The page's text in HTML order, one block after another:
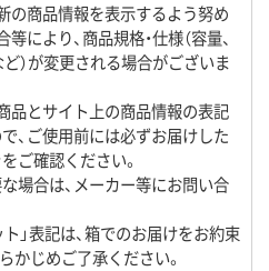
の商品情報を表示するよう努め
により、商品規格・仕様（容量、
）が変更される場合がございま
品とサイト上の商品情報の表記
、ご使用前には必ずお届けした
ご確認ください。
場合は、メーカー等にお問い合
」表記は、箱でのお届けをお約束
かじめご了承ください。